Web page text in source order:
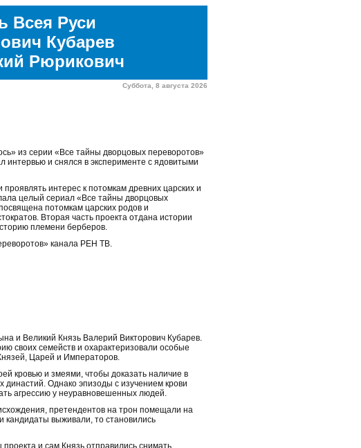
Всея Руси
Кубарев
Рюрикович
Суббота, 8 августа 2026
из серии «Все тайны дворцовых переворотов»
и снялся в эксперименте с ядовитыми
интерес к потомкам древних царских и
целый сериал «Все тайны дворцовых
потомкам царских родов и
Вторая часть проекта отдана истории
племени берберов.
канала РЕН ТВ.
и Великий Князь Валерий Викторович Кубарев.
своих семейств и охарактеризовали особые
Царей и Императоров.
кровью и змеями, чтобы доказать наличие в
Однако эпизоды с изучением крови
агрессию у неуравновешенных людей.
претендентов на трон помещали на
выживали, то становились
и сам Князь отправились снимать